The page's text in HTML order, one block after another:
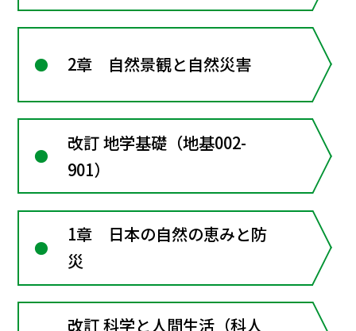
2章 自然景観と自然災害
改訂 地学基礎（地基002-
901）
1章 日本の自然の恵みと防
災
改訂 科学と人間生活（科人